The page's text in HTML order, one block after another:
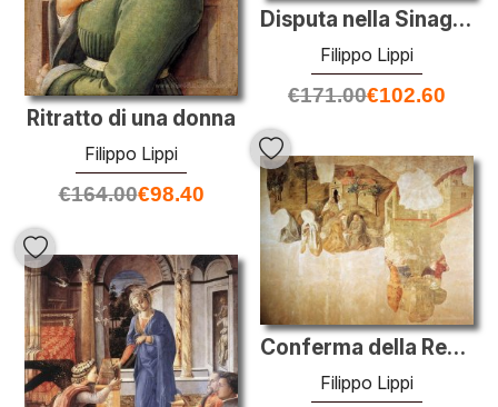
Disputa nella Sinagoga (particolare)
Filippo Lippi
€171.00€102.60
Ritratto di una donna
Filippo Lippi
€164.00€98.40
Conferma della Regola carmelitana
Filippo Lippi